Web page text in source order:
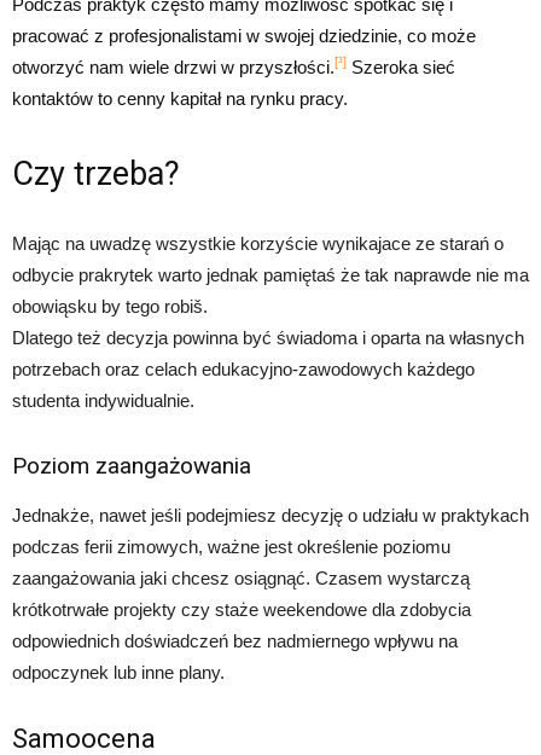
pracować z profesjonalistami w swojej dziedzinie, co może
otworzyć nam wiele drzwi w przyszłości.[³] Szeroka sieć
kontaktów to cenny kapitał na rynku pracy.
Czy trzeba?
Mając na uwadzę wszystkie korzyście wynikajace ze starań o
odbycie prakrytek warto jednak pamiętaś że tak naprawde nie ma
obowiąsku by tego robiš.
Dlatego też decyzja powinna być świadoma i oparta na własnych
potrzebach oraz celach edukacyjno-zawodowych każdego
studenta indywidualnie.
Poziom zaangażowania
Jednakże, nawet jeśli podejmiesz decyzję o udziału w praktykach
podczas ferii zimowych, ważne jest określenie poziomu
zaangażowania jaki chcesz osiągnąć. Czasem wystarczą
krótkotrwałe projekty czy staże weekendowe dla zdobycia
odpowiednich doświadczeń bez nadmiernego wpływu na
odpoczynek lub inne plany.
Samoocena